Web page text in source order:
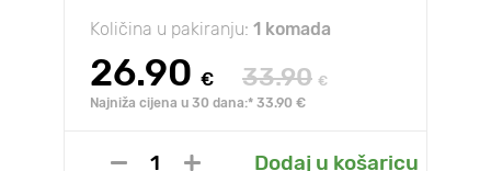
Količina u pakiranju: 1 komada
26.90 € 33.90 €
Najniža cijena u 30 dana:* 33.90 €
Dodaj u košaricu